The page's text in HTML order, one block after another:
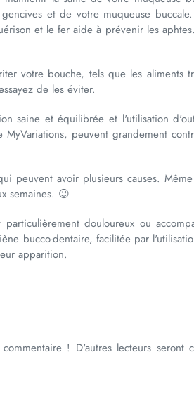
et de votre muqueuse
et le fer aide à prévenir les
votre bouche, tels que les aliments
de les éviter.
saine et équilibrée et l'utilisation
peuvent grandement
peuvent avoir plusieurs causes.
semaines. 😉
douloureux ou
bucco-dentaire, facilitée par
apparition.
! D'autres lecteurs seront